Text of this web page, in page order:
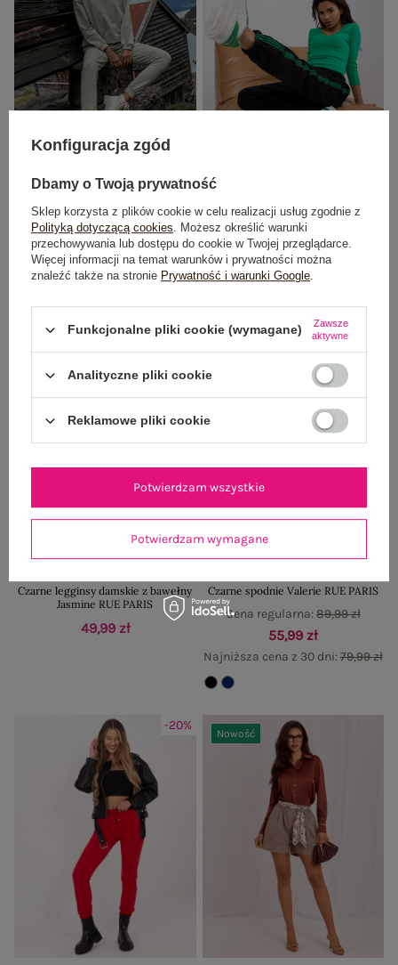
Pistacjowe dresowe spodnie basic z
bawełny
64,99 zł
Najniższa cena z 30 dni:64,99 zł
Cena regularna:79,99 zł
lampasami Sabrina RUE PARIS
69,99 zł
Czarne legginsy damskie z bawełny
Jasmine RUE PARIS
49,99 zł
MADE IN POLAND
Czarne spodnie Valerie RUE PARIS
55,99 zł
Najniższa cena z 30 dni:79,99 zł
Cena regularna:89,99 zł
-20%
Nowość
Konfiguracja zgód
Dbamy o Twoją prywatność
Sklep korzysta z plików cookie w celu realizacji usług zgodnie z
Polityką dotyczącą cookies. Możesz określić warunki
przechowywania lub dostępu do cookie w Twojej przeglądarce.
Więcej informacji na temat warunków i prywatności można
znaleźć także na stronie Prywatność i warunki Google.
Funkcjonalne pliki cookie (wymagane)
Zawsze
aktywne
Analityczne pliki cookie
Reklamowe pliki cookie
Potwierdzam wymagane
Potwierdzam wszystkie